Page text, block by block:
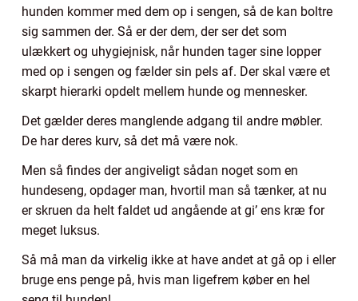
hunden kommer med dem op i sengen, så de kan boltre
sig sammen der. Så er der dem, der ser det som
ulækkert og uhygiejnisk, når hunden tager sine lopper
med op i sengen og fælder sin pels af. Der skal være et
skarpt hierarki opdelt mellem hunde og mennesker.
Det gælder deres manglende adgang til andre møbler.
De har deres kurv, så det må være nok.
Men så findes der angiveligt sådan noget som en
hundeseng, opdager man, hvortil man så tænker, at nu
er skruen da helt faldet ud angående at gi’ ens kræ for
meget luksus.
Så må man da virkelig ikke at have andet at gå op i eller
bruge ens penge på, hvis man ligefrem køber en hel